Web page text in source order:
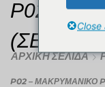
P02 –
(ΣΕ
ΑΡΧΙΚΉ ΣΕΛΊΔΑ
P02 – ΜΑΚΡΥΜΑΝΙΚΟ